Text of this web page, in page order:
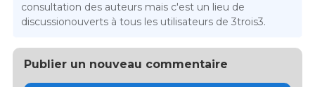
consultation des auteurs mais c'est un lieu de
discussionouverts à tous les utilisateurs de 3trois3.
Publier un nouveau commentaire